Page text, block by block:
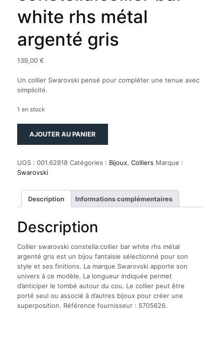
white rhs métal
argenté gris
139,00 €
Un collier Swarovski pensé pour compléter une tenue avec
simplicité.
1 en stock
constella:collier
bar
métal
gris
AJOUTER AU PANIER
UGS : 001.62918 Catégories : Bijoux, Colliers Marque :
Swarovski
Description Informations complémentaires
Description
Collier swarovski constella:collier bar white rhs métal
argenté gris est un bijou fantaisie sélectionné pour son
style et ses finitions. La marque Swarovski apporte son
univers à ce modèle. La longueur indiquée permet
d’anticiper le tombé autour du cou. Le collier peut être
porté seul ou associé à d’autres bijoux pour créer une
superposition. Référence fournisseur : 5705626.